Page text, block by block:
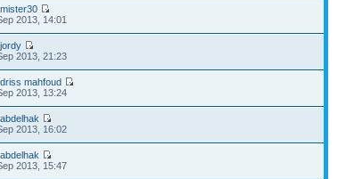
mister30
2013, 14:01
jordy
2013, 21:23
driss mahfoud
2013, 13:24
abdelhak
2013, 16:02
abdelhak
2013, 15:47